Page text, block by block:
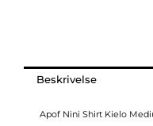
Beskrivelse
Apof Nini Shirt Kielo